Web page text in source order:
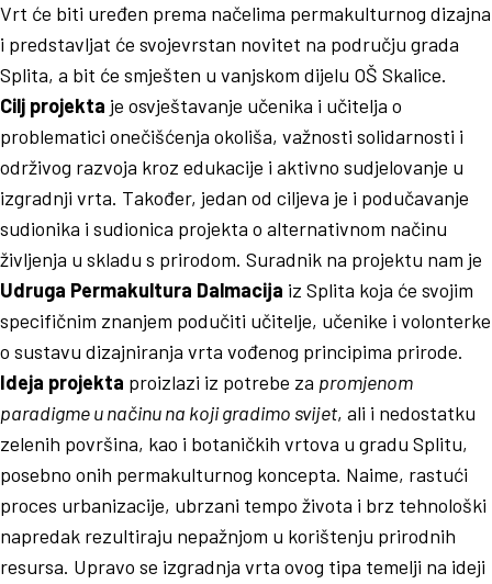
Vrt će biti uređen prema načelima permakulturnog dizajna
i predstavljat će svojevrstan novitet na području grada
Splita, a bit će smješten u vanjskom dijelu OŠ Skalice.
Cilj projekta je osvještavanje učenika i učitelja o
problematici onečišćenja okoliša, važnosti solidarnosti i
održivog razvoja kroz edukacije i aktivno sudjelovanje u
izgradnji vrta. Također, jedan od ciljeva je i podučavanje
sudionika i sudionica projekta o alternativnom načinu
življenja u skladu s prirodom. Suradnik na projektu nam je
Udruga Permakultura Dalmacija iz Splita koja će svojim
specifičnim znanjem podučiti učitelje, učenike i volonterke
o sustavu dizajniranja vrta vođenog principima prirode.
Ideja projekta proizlazi iz potrebe za promjenom
paradigme u načinu na koji gradimo svijet, ali i nedostatku
zelenih površina, kao i botaničkih vrtova u gradu Splitu,
posebno onih permakulturnog koncepta. Naime, rastući
proces urbanizacije, ubrzani tempo života i brz tehnološki
napredak rezultiraju nepažnjom u korištenju prirodnih
resursa. Upravo se izgradnja vrta ovog tipa temelji na ideji